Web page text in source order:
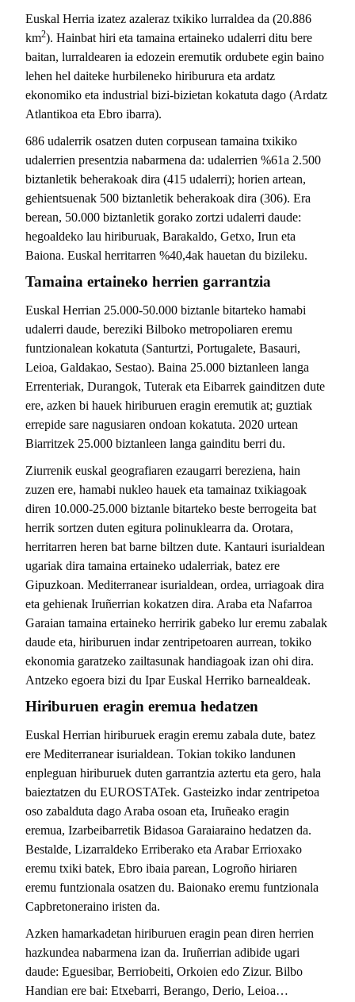
Euskal Herria izatez azaleraz txikiko lurraldea da (20.886
km2). Hainbat hiri eta tamaina ertaineko udalerri ditu bere
baitan, lurraldearen ia edozein eremutik ordubete egin baino
lehen hel daiteke hurbileneko hiriburura eta ardatz
ekonomiko eta industrial bizi-bizietan kokatuta dago (Ardatz
Atlantikoa eta Ebro ibarra).
686 udalerrik osatzen duten corpusean tamaina txikiko
udalerrien presentzia nabarmena da: udalerrien %61a 2.500
biztanletik beherakoak dira (415 udalerri); horien artean,
gehientsuenak 500 biztanletik beherakoak dira (306). Era
berean, 50.000 biztanletik gorako zortzi udalerri daude:
hegoaldeko lau hiriburuak, Barakaldo, Getxo, Irun eta
Baiona. Euskal herritarren %40,4ak hauetan du bizileku.
Tamaina ertaineko herrien garrantzia
Euskal Herrian 25.000-50.000 biztanle bitarteko hamabi
udalerri daude, bereziki Bilboko metropoliaren eremu
funtzionalean kokatuta (Santurtzi, Portugalete, Basauri,
Leioa, Galdakao, Sestao). Baina 25.000 biztanleen langa
Errenteriak, Durangok, Tuterak eta Eibarrek gainditzen dute
ere, azken bi hauek hiriburuen eragin eremutik at; guztiak
errepide sare nagusiaren ondoan kokatuta. 2020 urtean
Biarritzek 25.000 biztanleen langa gainditu berri du.
Ziurrenik euskal geografiaren ezaugarri bereziena, hain
zuzen ere, hamabi nukleo hauek eta tamainaz txikiagoak
diren 10.000-25.000 biztanle bitarteko beste berrogeita bat
herrik sortzen duten egitura polinuklearra da. Orotara,
herritarren heren bat barne biltzen dute. Kantauri isurialdean
ugariak dira tamaina ertaineko udalerriak, batez ere
Gipuzkoan. Mediterranear isurialdean, ordea, urriagoak dira
eta gehienak Iruñerrian kokatzen dira. Araba eta Nafarroa
Garaian tamaina ertaineko herririk gabeko lur eremu zabalak
daude eta, hiriburuen indar zentripetoaren aurrean, tokiko
ekonomia garatzeko zailtasunak handiagoak izan ohi dira.
Antzeko egoera bizi du Ipar Euskal Herriko barnealdeak.
Hiriburuen eragin eremua hedatzen
Euskal Herrian hiriburuek eragin eremu zabala dute, batez
ere Mediterranear isurialdean. Tokian tokiko landunen
enpleguan hiriburuek duten garrantzia aztertu eta gero, hala
baieztatzen du EUROSTATek. Gasteizko indar zentripetoa
oso zabalduta dago Araba osoan eta, Iruñeako eragin
eremua, Izarbeibarretik Bidasoa Garaiaraino hedatzen da.
Bestalde, Lizarraldeko Erriberako eta Arabar Errioxako
eremu txiki batek, Ebro ibaia parean, Logroño hiriaren
eremu funtzionala osatzen du. Baionako eremu funtzionala
Capbretoneraino iristen da.
Azken hamarkadetan hiriburuen eragin pean diren herrien
hazkundea nabarmena izan da. Iruñerrian adibide ugari
daude: Eguesibar, Berriobeiti, Orkoien edo Zizur. Bilbo
Handian ere bai: Etxebarri, Berango, Derio, Leioa…